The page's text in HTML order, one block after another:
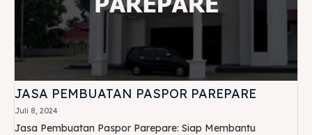
JASA PEMBUATAN PASPOR PAREPARE
Juli 8, 2024
Jasa Pembuatan Paspor Parepare: Siap Membantu